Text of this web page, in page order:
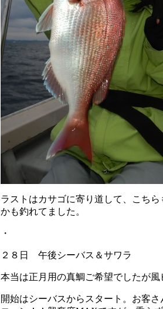
ラストはカサゴに寄り道して、こち
かも釣れてました。
・
２８日 午後シーバス＆サワラ
本当は正月用の真鯛ご希望でしたが
開始はシーバスからスタート。お客